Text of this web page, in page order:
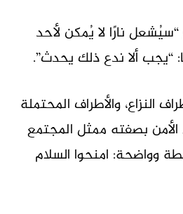
نارًا لا يُمكن لأحد
“يجب ألا ندع ذلك يحدث”.
النزاع، والأطراف المحتملة
بصفته ممثل المجتمع
وواضحة: امنحوا السلام